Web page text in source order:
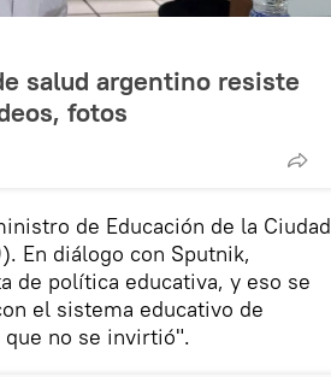
salud argentino resiste
fotos
de Educación de la Ciudad
En diálogo con Sputnik,
de política educativa, y eso se
el sistema educativo de
no se invirtió".